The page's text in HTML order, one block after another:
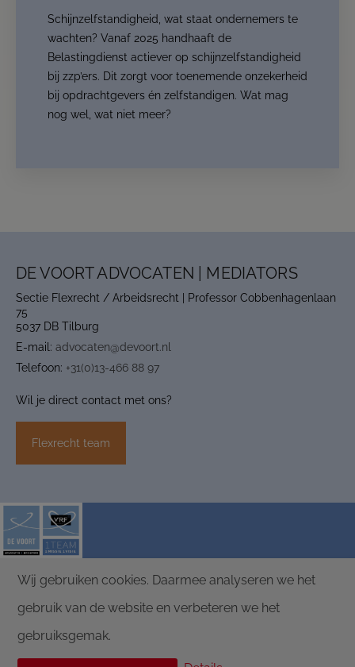
Schijnzelfstandigheid, wat staat ondernemers te
wachten? Vanaf 2025 handhaaft de
Belastingdienst actiever op schijnzelfstandigheid
bij zzp’ers. Dit zorgt voor toenemende onzekerheid
bij opdrachtgevers én zelfstandigen. Wat mag
nog wel, wat niet meer?
DE VOORT ADVOCATEN | MEDIATORS
Sectie Flexrecht / Arbeidsrecht | Professor Cobbenhagenlaan
75
5037 DB Tilburg
E-mail: advocaten@devoort.nl
Telefoon: +31(0)13-466 88 97
Wil je direct contact met ons?
Flexrecht team
DISCLAIMER
ALGEMENE VOORWAARDEN
DE VOORT ADVOCATEN |
Wij gebruiken cookies. Daarmee analyseren we het
gebruik van de website en verbeteren we het
gebruiksgemak.